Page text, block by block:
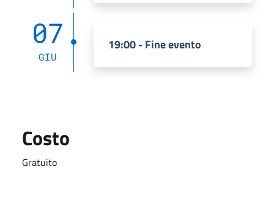
07
GIU
19:00 - Fine evento
Costo
Gratuito